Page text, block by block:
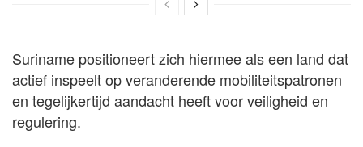
Suriname positioneert zich hiermee als een land dat
actief inspeelt op veranderende mobiliteitspatronen
en tegelijkertijd aandacht heeft voor veiligheid en
regulering.